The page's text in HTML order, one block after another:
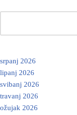
srpanj 2026
lipanj 2026
svibanj 2026
travanj 2026
ožujak 2026